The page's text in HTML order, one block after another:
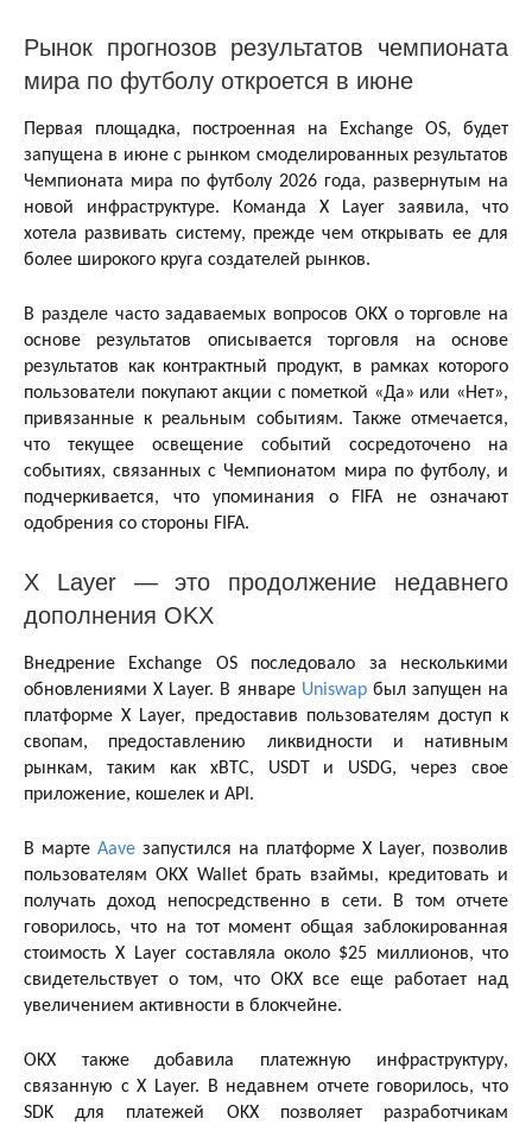
Рынок прогнозов результатов чемпионата
мира по футболу откроется в июне
Первая площадка, построенная на Exchange OS, будет
запущена в июне с рынком смоделированных результатов
Чемпионата мира по футболу 2026 года, развернутым на
новой инфраструктуре. Команда X Layer заявила, что
хотела развивать систему, прежде чем открывать ее для
более широкого круга создателей рынков.
В разделе часто задаваемых вопросов OKX о торговле на
основе результатов описывается торговля на основе
результатов как контрактный продукт, в рамках которого
пользователи покупают акции с пометкой «Да» или «Нет»,
привязанные к реальным событиям. Также отмечается,
что текущее освещение событий сосредоточено на
событиях, связанных с Чемпионатом мира по футболу, и
подчеркивается, что упоминания о FIFA не означают
одобрения со стороны FIFA.
X Layer — это продолжение недавнего
дополнения OKX
Внедрение Exchange OS последовало за несколькими
обновлениями X Layer. В январе Uniswapбыл запущен на
платформе X Layer, предоставив пользователям доступ к
свопам, предоставлению ликвидности и нативным
рынкам, таким как xBTC, USDT и USDG, через свое
приложение, кошелек и API.
В марте Aave запустился на платформе X Layer, позволив
пользователям OKX Wallet брать взаймы, кредитовать и
получать доход непосредственно в сети. В том отчете
говорилось, что на тот момент общая заблокированная
стоимость X Layer составляла около $25 миллионов, что
свидетельствует о том, что OKX все еще работает над
увеличением активности в блокчейне.
OKX также добавила платежную инфраструктуру,
связанную с X Layer. В недавнем отчете говорилось, что
SDK для платежей OKX позволяет разработчикам